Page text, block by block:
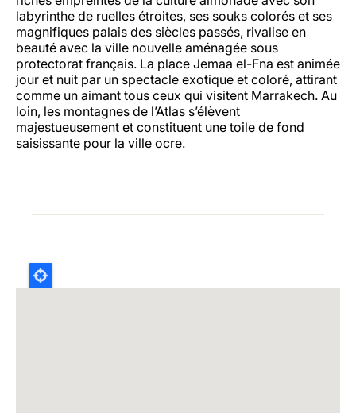
labyrinthe de ruelles étroites, ses souks colorés et ses
magnifiques palais des siècles passés, rivalise en
beauté avec la ville nouvelle aménagée sous
protectorat français. La place Jemaa el-Fna est animée
jour et nuit par un spectacle exotique et coloré, attirant
comme un aimant tous ceux qui visitent Marrakech. Au
loin, les montagnes de l’Atlas s’élèvent
majestueusement et constituent une toile de fond
saisissante pour la ville ocre.